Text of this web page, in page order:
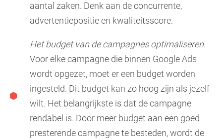
aantal zaken. Denk aan de concurrente,
advertentiepositie en kwaliteitsscore.
Het budget van de campagnes optimaliseren.
Voor elke campagne die binnen Google Ads
wordt opgezet, moet er een budget worden
ingesteld. Dit budget kan zo hoog zijn als jezelf
wilt. Het belangrijkste is dat de campagne
rendabel is. Door meer budget aan een goed
presterende campagne te besteden, wordt de